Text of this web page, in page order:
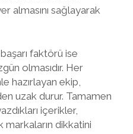
almasını sağlayarak
faktörü ise
olmasıdır. Her
hazırlayan ekip,
uzak durur. Tamamen
içerikler,
markaların dikkatini